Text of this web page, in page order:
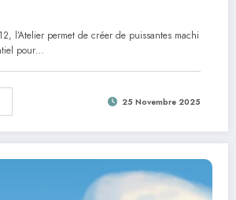
l’Atelier permet de créer de puissantes machi
pour…
25 Novembre 2025